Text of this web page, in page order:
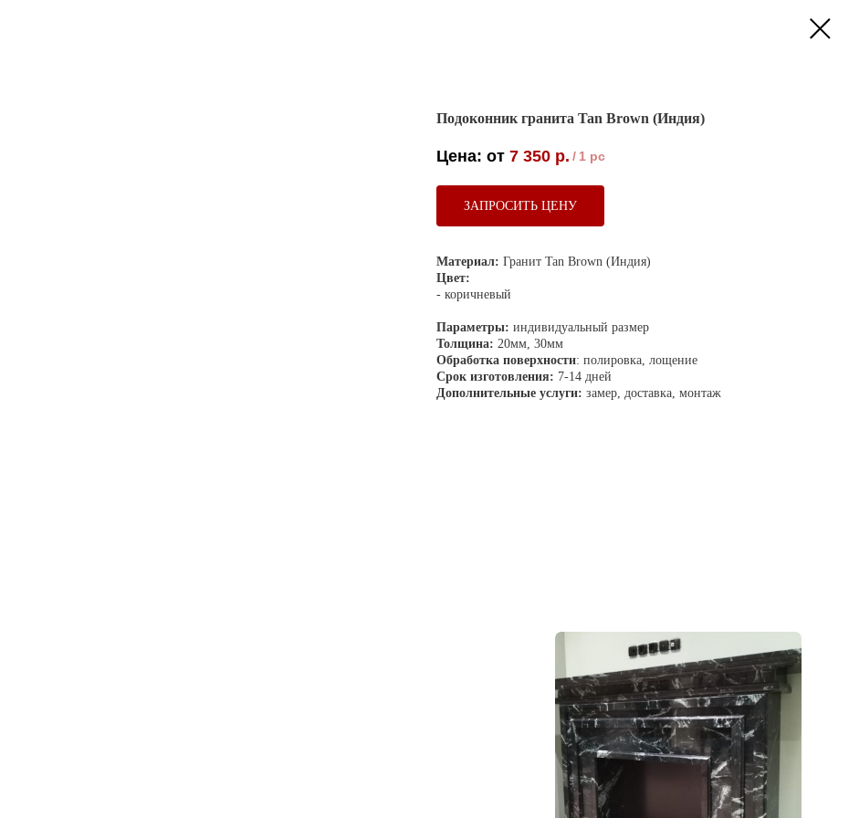
Подоконник гранита Tan Brown (Индия)
7 350 р. / 1 pc
ЗАПРОСИТЬ ЦЕНУ
Материал: Гранит Tan Brown (Индия)
Цвет:
- коричневый
Параметры: индивидуальный размер
Толщина: 20мм, 30мм
Обработка поверхности: полировка, лощение
Срок изготовления: 7-14 дней
Дополнительные услуги: замер, доставка, монтаж